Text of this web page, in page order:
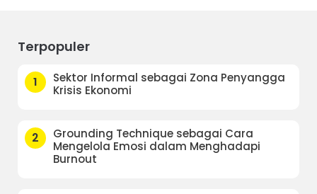
Terpopuler
1
Sektor Informal sebagai Zona Penyangga
Krisis Ekonomi
2
Grounding Technique sebagai Cara
Mengelola Emosi dalam Menghadapi
Burnout